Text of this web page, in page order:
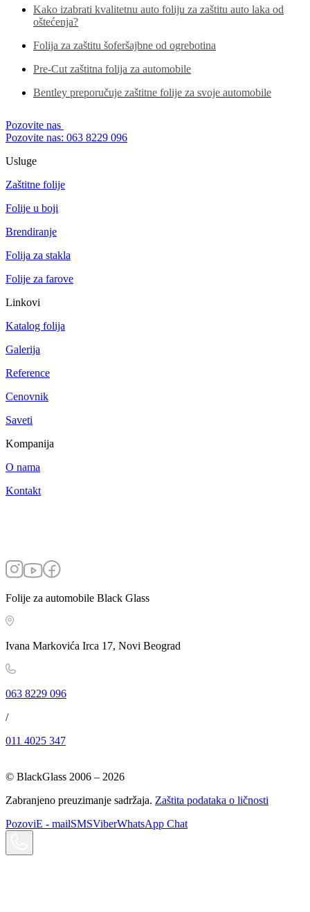
Kako izabrati kvalitetnu auto foliju za zaštitu auto laka od
oštećenja?
Folija za zaštitu šoferšajbne od ogrebotina
Pre-Cut zaštitna folija za automobile
Bentley preporučuje zaštitne folije za svoje automobile
Pozovite nas
Pozovite nas: 063 8229 096
Usluge
Zaštitne folije
Folije u boji
Brendiranje
Folija za stakla
Folije za farove
Linkovi
Katalog folija
Galerija
Reference
Cenovnik
Saveti
Kompanija
O nama
Kontakt
Folije za automobile Black Glass
Ivana Markovića Irca 17, Novi Beograd
063 8229 096
/
011 4025 347
© BlackGlass 2006 – 2026
Zabranjeno preuzimanje sadržaja. Zaštita podataka o ličnosti
PozoviE - mailSMSViberWhatsApp Chat